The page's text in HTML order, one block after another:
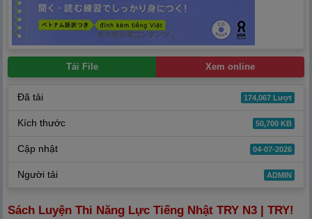
Tải File Xem online
Đã tải 174,067 Lượt
Kích thước 50,700 KB
Cập nhật 04-07-2026
Người tải ADMIN
Sách Luyện Thi Năng Lực Tiếng Nhật TRY N3 | TRY!